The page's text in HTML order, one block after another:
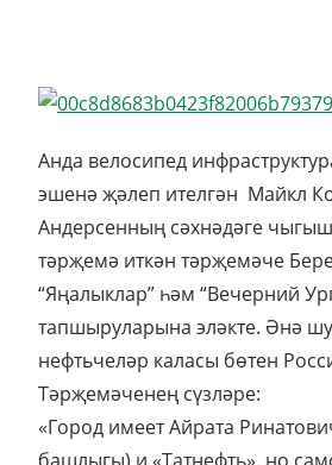
Анда велосипед
эшенә җәлеп ителгән Майкл
Андерсенның сәхнәдәге
тәрҗемә иткән тәрҗемәче
“Яңалыклар” һәм “Вечерний
тапшыруларына эләкте. Әнә
нефтьчеләр каласы бөтен
Тәрҗемәченең сүзләре:
«​Город имеет Айрата